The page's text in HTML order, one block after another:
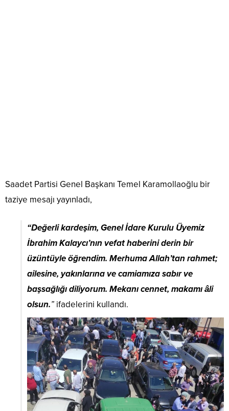
Saadet Partisi Genel Başkanı Temel Karamollaoğlu bir
taziye mesajı yayınladı,
“Değerli kardeşim, Genel İdare Kurulu Üyemiz
İbrahim Kalaycı’nın vefat haberini derin bir
üzüntüyle öğrendim. Merhuma Allah’tan rahmet;
ailesine, yakınlarına ve camiamıza sabır ve
başsağlığı diliyorum. Mekanı cennet, makamı âli
olsun.” ifadelerini kullandı.